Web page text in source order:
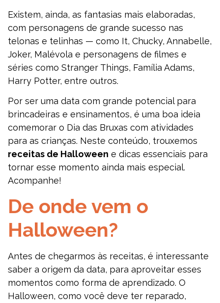
Existem, ainda, as fantasias mais elaboradas,
com personagens de grande sucesso nas
telonas e telinhas — como It, Chucky, Annabelle,
Joker, Malévola e personagens de filmes e
séries como Stranger Things, Família Adams,
Harry Potter, entre outros.
Por ser uma data com grande potencial para
brincadeiras e ensinamentos, é uma boa ideia
comemorar o Dia das Bruxas com atividades
para as crianças. Neste conteúdo, trouxemos
receitas de Halloween e dicas essenciais para
tornar esse momento ainda mais especial.
Acompanhe!
De onde vem o
Halloween?
Antes de chegarmos às receitas, é interessante
saber a origem da data, para aproveitar esses
momentos como forma de aprendizado. O
Halloween, como você deve ter reparado,